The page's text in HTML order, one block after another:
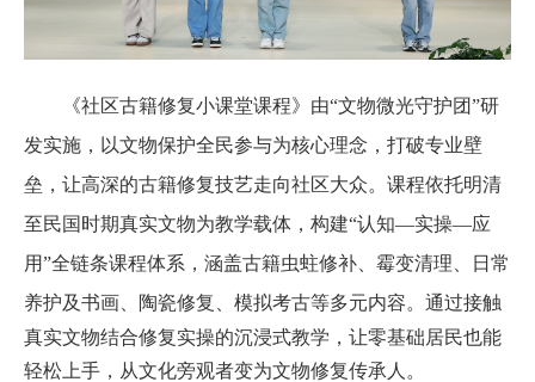
《社区古籍修复小课堂课程》由“文物微光守护团”研
发实施，以文物保护全民参与为核心理念，打破专业壁
垒，让高深的古籍修复技艺走向社区大众。课程依托明清
至民国时期真实文物为教学载体，构建“认知—实操—应
用”全链条课程体系，涵盖古籍虫蛀修补、霉变清理、日常
养护及书画、陶瓷修复、模拟考古等多元内容。通过接触
真实文物结合修复实操的沉浸式教学，让零基础居民也能
轻松上手，从文化旁观者变为文物修复传承人 。